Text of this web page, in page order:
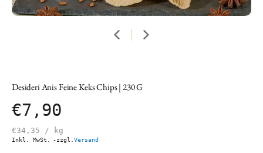
Desideri Anis Feine Keks Chips | 230 G
€7,90
€34,35 / kg
Inkl. MwSt. -zzgl. Versand